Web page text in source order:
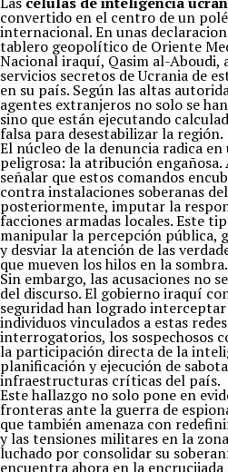
convertido en el centro de un
internacional. En unas
tablero geopolítico de Oriente
Nacional iraquí, Qasim al-Aboudi,
servicios secretos de Ucrania de
en su país. Según las altas
agentes extranjeros no solo se
sino que están ejecutando
falsa para desestabilizar la región.
El núcleo de la denuncia radica
peligrosa: la atribución
señalar que estos comandos
contra instalaciones soberanas
posteriormente, imputar la
facciones armadas locales. Este
manipular la percepción pública,
y desviar la atención de las
que mueven los hilos en la sombra.
Sin embargo, las acusaciones no
del discurso. El gobierno iraquí
seguridad han logrado
individuos vinculados a estas
interrogatorios, los sospechosos
la participación directa de la
planificación y ejecución de
infraestructuras críticas del país.
Este hallazgo no solo pone en
fronteras ante la guerra de
que también amenaza con
y las tensiones militares en la
luchado por consolidar su
encuentra ahora en la